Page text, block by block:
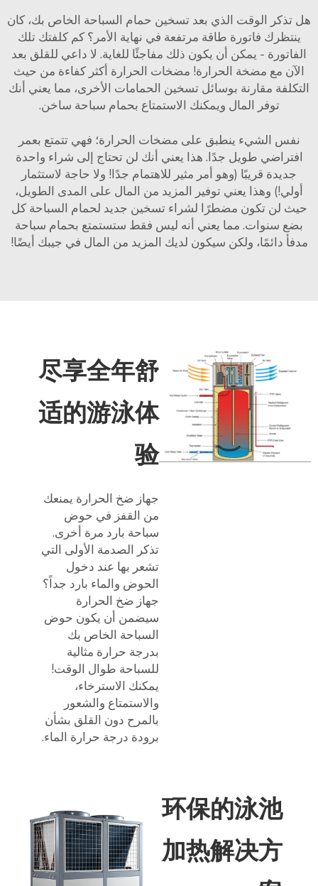
هل تذكر الوقت الذي بعد تسخين حمام السباحة الخاص بك، كان
ينتظرك فاتورة طاقة مرتفعة في نهاية الأمر؟ كم كلفتك تلك
الفاتورة - يمكن أن يكون ذلك مفاجئًا للغاية. لا داعي للقلق بعد
الآن مع مضخة الحرارة! مضخات الحرارة أكثر كفاءة من حيث
التكلفة مقارنة بوسائل تسخين الحمامات الأخرى، مما يعني أنك
توفر المال ويمكنك الاستمتاع بحمام سباحة ساخن.
نفس الشيء ينطبق على مضخات الحرارة؛ فهي تتمتع بعمر
افتراضي طويل جدًا. هذا يعني أنك لن تحتاج إلى شراء واحدة
جديدة قريبًا (وهو أمر مثير للاهتمام جدًا! ولا حاجة لاستثمار
أولي!) وهذا يعني توفير المزيد من المال على المدى الطويل،
حيث لن تكون مضطرًا لشراء تسخين جديد لحمام السباحة كل
بضع سنوات. مما يعني أنه ليس فقط ستستمتع بحمام سباحة
مدفأ دائمًا، ولكن سيكون لديك المزيد من المال في جيبك أيضًا!
尽享全年舒
适的游泳体
验
جهاز ضخ الحرارة يمنعك
من القفز في حوض
سباحة بارد مرة أخرى.
تذكر الصدمة الأولى التي
تشعر بها عند دخول
الحوض والماء بارد جداً؟
جهاز ضخ الحرارة
سيضمن أن يكون حوض
السباحة الخاص بك
بدرجة حرارة مثالية
للسباحة طوال الوقت!
يمكنك الاسترخاء،
والاستمتاع والشعور
بالمرح دون القلق بشأن
برودة درجة حرارة الماء.
环保的泳池
加热解决方